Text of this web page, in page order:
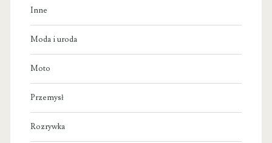
Inne
Moda i uroda
Moto
Przemysł
Rozrywka